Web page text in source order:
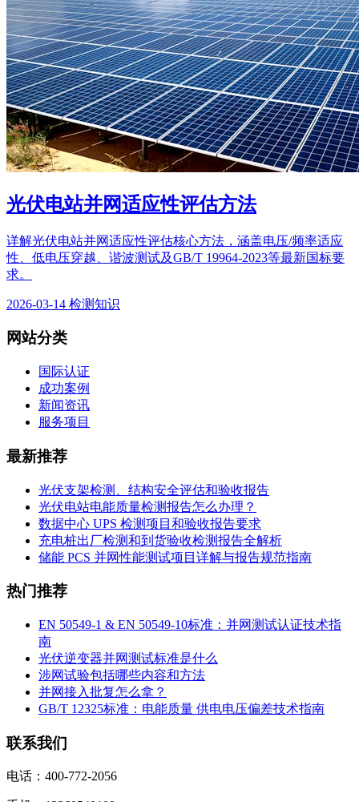
光伏电站并网适应性评估方法
详解光伏电站并网适应性评估核心方法，涵盖电压/频率适应
性、低电压穿越、谐波测试及GB/T 19964-2023等最新国标要
求。
2026-03-14 检测知识
网站分类
国际认证
成功案例
新闻资讯
服务项目
最新推荐
光伏支架检测、结构安全评估和验收报告
光伏电站电能质量检测报告怎么办理？
数据中心 UPS 检测项目和验收报告要求
充电桩出厂检测和到货验收检测报告全解析
储能 PCS 并网性能测试项目详解与报告规范指南
热门推荐
EN 50549-1 & EN 50549-10标准：并网测试认证技术指
南
光伏逆变器并网测试标准是什么
涉网试验包括哪些内容和方法
并网接入批复怎么拿？
GB/T 12325标准：电能质量 供电电压偏差技术指南
联系我们
电话：400-772-2056